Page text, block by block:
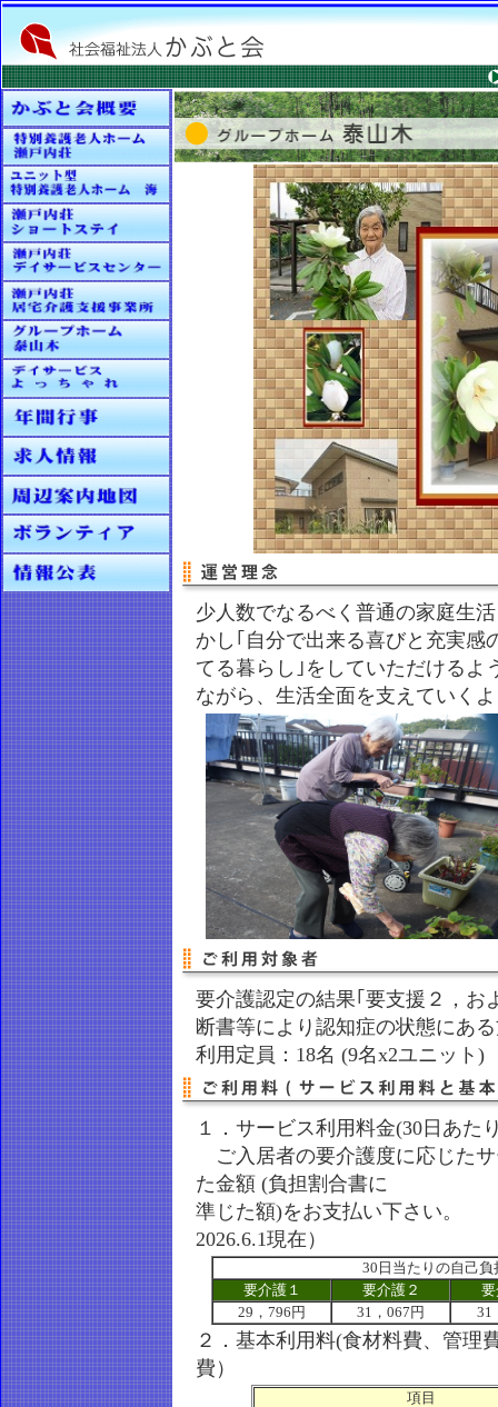
少人数でなるべく普通の家庭生
かし｢自分で出来る喜びと充実感
てる暮らし｣をしていただけるよ
ながら、生活全面を支えていく
要介護認定の結果｢要支援２，お
断書等により認知症の状態にあ
利用定員：18名 (9名x2ユニット)
１．サービス利用料金(30日あた
ご入居者の要介護度に応じた
た金額 (負担割合書に
準じた額)をお支払い下さい
2026.6.1現在）
30日当たりの自己負
要介護１
要介護２
29，796円
31，067円 31
２．基本利用料(食材料費、管理
費
項目